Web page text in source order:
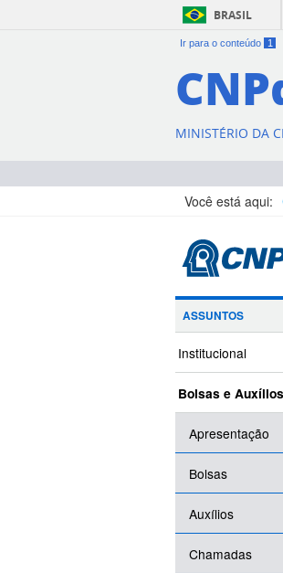
BRASIL
Ir para o conteúdo 1
MINISTÉRIO DA
Você está aqui:
ASSUNTOS
Institucional
Bolsas e Auxílios
Apresentação
Bolsas
Auxílios
Chamadas